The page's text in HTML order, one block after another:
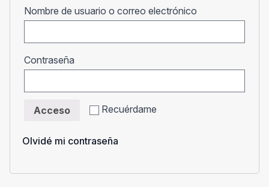
Nombre de usuario o correo electrónico
Contraseña
Recuérdame
Acceso
Olvidé mi contraseña